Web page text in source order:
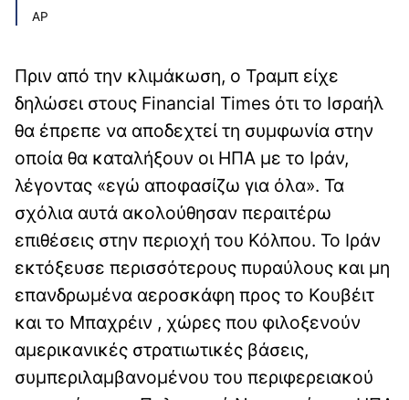
AP
Πριν από την κλιμάκωση, ο Τραμπ είχε
δηλώσει στους Financial Times ότι το Ισραήλ
θα έπρεπε να αποδεχτεί τη συμφωνία στην
οποία θα καταλήξουν οι ΗΠΑ με το Ιράν,
λέγοντας «εγώ αποφασίζω για όλα». Τα
σχόλια αυτά ακολούθησαν περαιτέρω
επιθέσεις στην περιοχή του Κόλπου. Το Ιράν
εκτόξευσε περισσότερους πυραύλους και μη
επανδρωμένα αεροσκάφη προς το Κουβέιτ
και το Μπαχρέιν , χώρες που φιλοξενούν
αμερικανικές στρατιωτικές βάσεις,
συμπεριλαμβανομένου του περιφερειακού